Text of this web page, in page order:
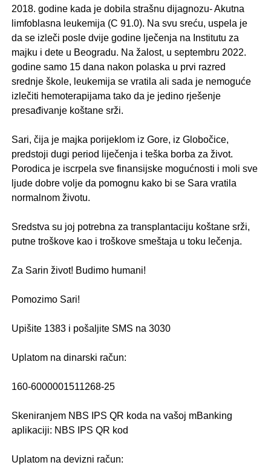
2018. godine kada je dobila strašnu dijagnozu- Akutna
limfoblasna leukemija (C 91.0). Na svu sreću, uspela je
da se izleči posle dvije godine lječenja na Institutu za
majku i dete u Beogradu. Na žalost, u septembru 2022.
godine samo 15 dana nakon polaska u prvi razred
srednje škole, leukemija se vratila ali sada je nemoguće
izlečiti hemoterapijama tako da je jedino rješenje
presađivanje koštane srži.
Sari, čija je majka porijeklom iz Gore, iz Globočice,
predstoji dugi period liječenja i teška borba za život.
Porodica je iscrpela sve finansijske mogućnosti i moli sve
ljude dobre volje da pomognu kako bi se Sara vratila
normalnom životu.
Sredstva su joj potrebna za transplantaciju koštane srži,
putne troškove kao i troškove smeštaja u toku lečenja.
Za Sarin život! Budimo humani!
Pomozimo Sari!
Upišite 1383 i pošaljite SMS na 3030
Uplatom na dinarski račun:
160-6000001511268-25
Skeniranjem NBS IPS QR koda na vašoj mBanking
aplikaciji: NBS IPS QR kod
Uplatom na devizni račun: